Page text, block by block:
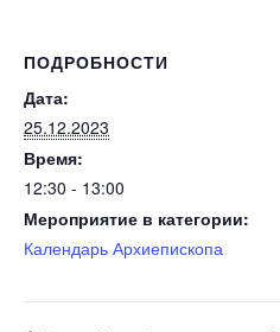
ПОДРОБНОСТИ
Дата:
25.12.2023
Время:
12:30 - 13:00
Мероприятие в категории:
Календарь Архиепископа